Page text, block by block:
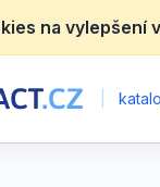
na vylepšení